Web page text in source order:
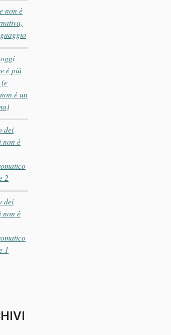
non è
è più
è un
dei
non è
2
dei
non è
1